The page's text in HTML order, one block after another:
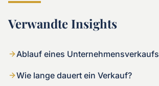
Verwandte Insights
Ablauf eines Unternehmensverkaufs
Wie lange dauert ein Verkauf?